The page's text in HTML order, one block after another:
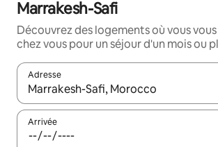
Marrakesh-Safi
Découvrez des logements où vous
chez vous pour un séjour d'un mois ou
Adresse
Lorsque les résultats s'affichent, utilisez
Arrivée